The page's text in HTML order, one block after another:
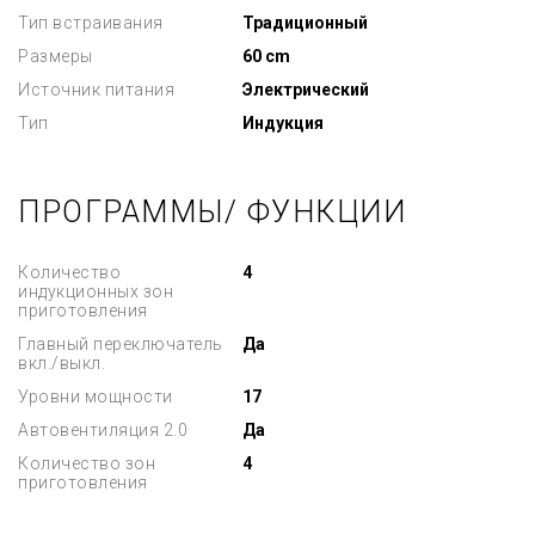
Тип встраивания
Традиционный
Размеры
60 cm
Источник питания
Электрический
Тип
Индукция
ПРОГРАММЫ/ ФУНКЦИИ
Количество
индукционных зон
приготовления
4
Главный переключатель
вкл./выкл.
Да
Уровни мощности
17
Автовентиляция 2.0
Да
Количество зон
приготовления
4